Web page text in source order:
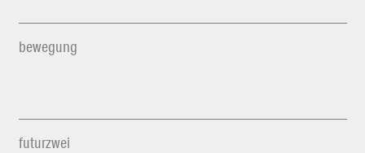
bewegung
futurzwei